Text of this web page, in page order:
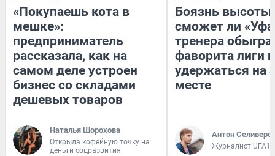
«Покупаешь кота в
мешке»:
предприниматель
рассказала, как на
самом деле устроен
бизнес со складами
дешевых товаров
Наталья Шорохова
Открыла кофейную точку на
деньги соцразвития
Боязнь высоты:
сможет ли
тренера
фаворита лиги и
удержаться на
месте
Антон
Журналист